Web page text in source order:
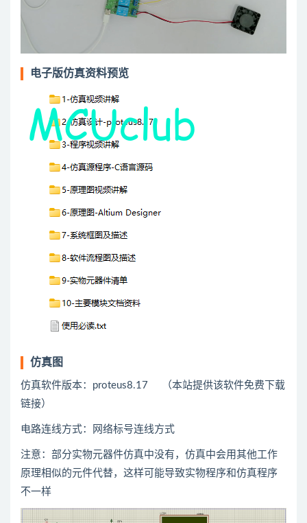
电子版仿真资料预览
仿真图
仿真软件版本：proteus8.17 （本站提供该软件免费下载
链接）
电路连线方式：网络标号连线方式
注意：部分实物元器件仿真中没有，仿真中会用其他工作
原理相似的元件代替，这样可能导致实物程序和仿真程序
不一样